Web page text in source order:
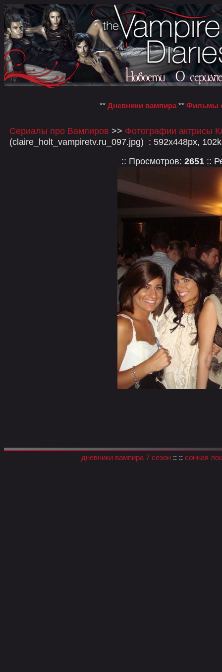
** Дневники вампира ** Фильмы
Сериалы про Вампиров >> Фотографии актрисы
(claire_holt_vampiretv.ru_097.jpg) : 592x448px,
:: Просмотров: 2651 ::
дневники вампира 7 сезон:: :: сонная